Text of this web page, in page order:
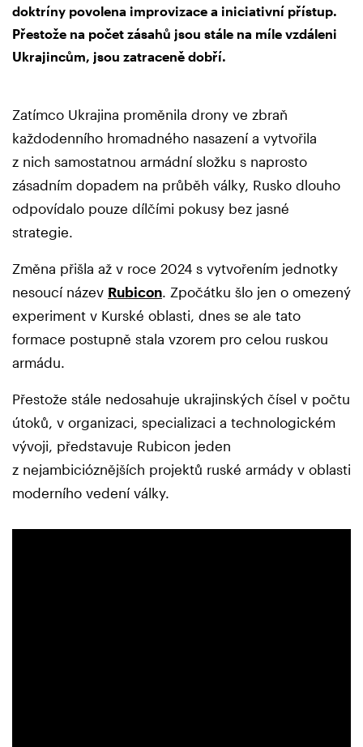
doktríny povolena improvizace a iniciativní přístup.
Přestože na počet zásahů jsou stále na míle vzdáleni
Ukrajincům, jsou zatraceně dobří.
Zatímco Ukrajina proměnila drony ve zbraň
každodenního hromadného nasazení a vytvořila
z nich samostatnou armádní složku s naprosto
zásadním dopadem na průběh války, Rusko dlouho
odpovídalo pouze dílčími pokusy bez jasné
strategie.
Změna přišla až v roce 2024 s vytvořením jednotky
nesoucí název Rubicon. Zpočátku šlo jen o omezený
experiment v Kurské oblasti, dnes se ale tato
formace postupně stala vzorem pro celou ruskou
armádu.
Přestože stále nedosahuje ukrajinských čísel v počtu
útoků, v organizaci, specializaci a technologickém
vývoji, představuje Rubicon jeden
z nejambicióznějších projektů ruské armády v oblasti
moderního vedení války.